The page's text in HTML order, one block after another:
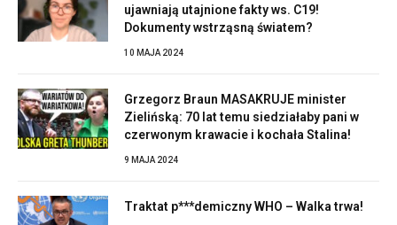
ujawniają utajnione fakty ws. C19!
Dokumenty wstrząsną światem?
10 MAJA 2024
Grzegorz Braun MASAKRUJE minister
Zielińską: 70 lat temu siedziałaby pani w
czerwonym krawacie i kochała Stalina!
9 MAJA 2024
Traktat p***demiczny WHO – Walka trwa!